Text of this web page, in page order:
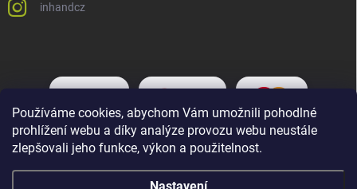
Používáme cookies, abychom Vám umožnili pohodlné
prohlížení webu a díky analýze provozu webu neustále
zlepšovali jeho funkce, výkon a použitelnost.
inhandcz